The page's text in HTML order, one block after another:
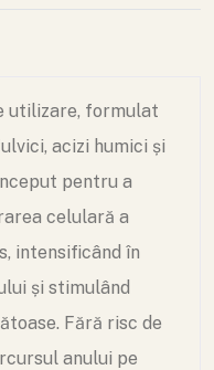
utilizare, formulat
acizi humici și
pentru a
celulară a
intensificând în
și stimulând
Fără risc de
anului pe